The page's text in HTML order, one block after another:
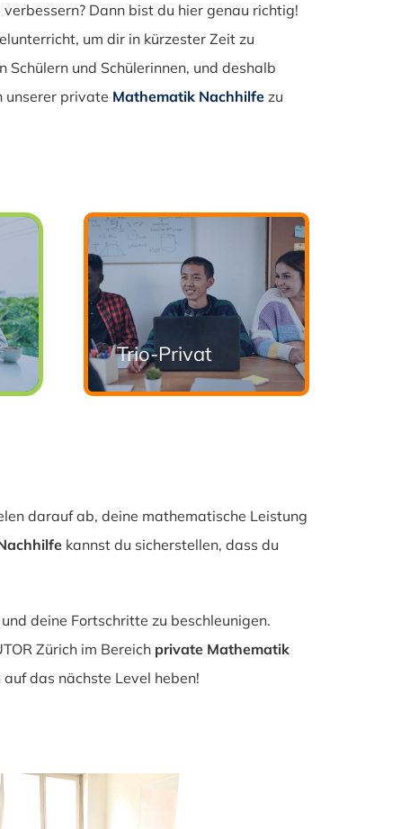
Dann bist du hier genau richtig!
um dir in kürzester Zeit zu
und Schülerinnen, und deshalb
unserer private Mathematik Nachhilfezu
Trio-Privat
darauf ab, deine mathematische Leistung
kannst du sicherstellen, dass du
deine Fortschritte zu beschleunigen.
Zürich im Bereich private Mathematik
das nächste Level heben!